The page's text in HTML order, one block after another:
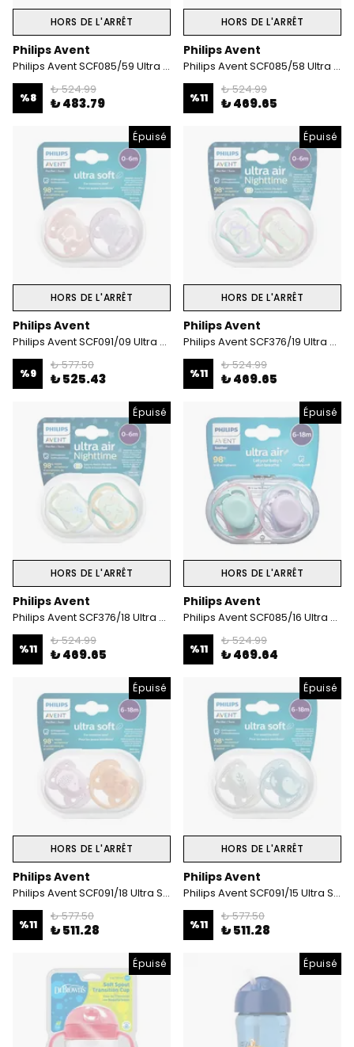
HORS DE L'ARRÊT
Philips Avent
Philips Avent SCF085/59 Ultra Air Emzik 0 - 6 Ay Kız
%8
₺ 524.99
₺ 483.79
HORS DE L'ARRÊT
Philips Avent
Philips Avent SCF085/58 Ultra Air 0-6 Ay 2'li Emzik
%11
₺ 524.99
₺ 469.65
Épuisé
HORS DE L'ARRÊT
Philips Avent
Philips Avent SCF091/09 Ultra Soft 0-6 Ay 2'li Kız Emzik
%9
₺ 577.50
₺ 525.43
Épuisé
HORS DE L'ARRÊT
Philips Avent
Philips Avent SCF376/19 Ultra Air Night 0-6 Ay 2'li Kız Emzik
%11
₺ 524.99
₺ 469.65
Épuisé
HORS DE L'ARRÊT
Philips Avent
Philips Avent SCF376/18 Ultra Air Night 0-6 Ay 2'li Erkek Emzik
%11
₺ 524.99
₺ 469.65
Épuisé
HORS DE L'ARRÊT
Philips Avent
Philips Avent SCF085/16 Ultra Air 6-18 Ay Erkek
%11
₺ 524.99
₺ 469.64
Épuisé
HORS DE L'ARRÊT
Philips Avent
Philips Avent SCF091/18 Ultra Soft 6-18 Ay 2'li Kız Emzik
%11
₺ 577.50
₺ 511.28
Épuisé
HORS DE L'ARRÊT
Philips Avent
Philips Avent SCF091/15 Ultra Soft 6-18 Ay 2'li Erkek Emzik
%11
₺ 577.50
₺ 511.28
Épuisé Épuisé